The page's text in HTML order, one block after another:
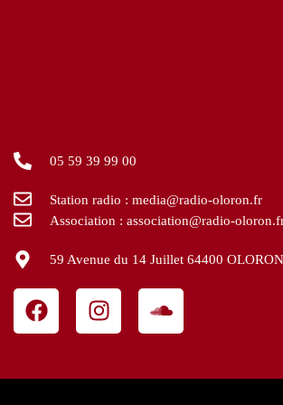
05 59 39 99 00
Station radio : media@radio-oloron.fr
Association : association@radio-
59 Avenue du 14 Juillet 64400